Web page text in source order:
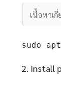
เนื้อหาเ
sudo
2. Install